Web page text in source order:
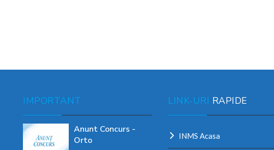
IMPORTANT
Anunt Concurs -
Orto
LINK-URI RAPIDE
INMS Acasa